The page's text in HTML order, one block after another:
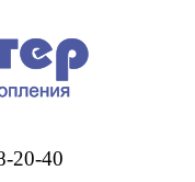
20-40